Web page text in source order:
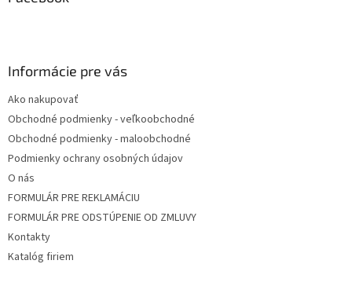
Informácie pre vás
Ako nakupovať
Obchodné podmienky - veľkoobchodné
Obchodné podmienky - maloobchodné
Podmienky ochrany osobných údajov
O nás
FORMULÁR PRE REKLAMÁCIU
FORMULÁR PRE ODSTÚPENIE OD ZMLUVY
Kontakty
Katalóg firiem